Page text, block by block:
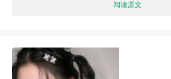
阅读原文